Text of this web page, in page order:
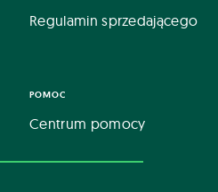
Regulamin sprzedającego
POMOC
Centrum pomocy